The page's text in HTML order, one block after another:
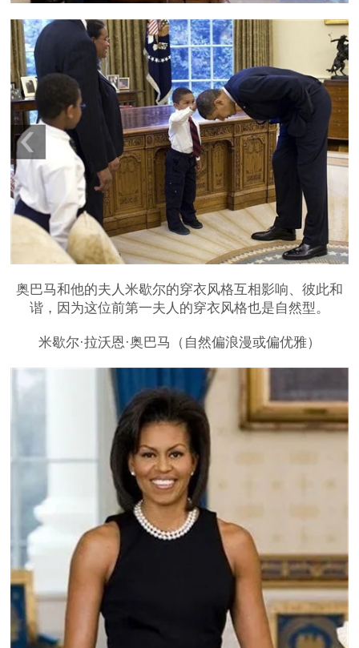
奥巴马和他的夫人米歇尔的穿衣风格互相影响、彼此和
谐，因为这位前第一夫人的穿衣风格也是自然型。
米歇尔·拉沃恩·奥巴马（自然偏浪漫或偏优雅）